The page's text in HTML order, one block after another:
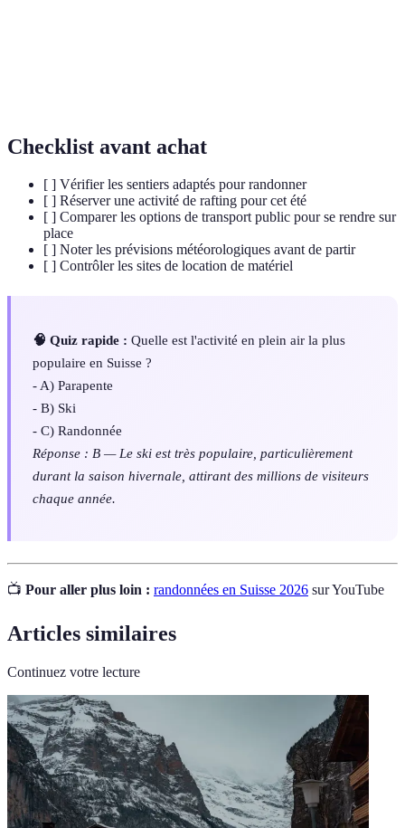
Checklist avant achat
[ ] Vérifier les sentiers adaptés pour randonner
[ ] Réserver une activité de rafting pour cet été
[ ] Comparer les options de transport public pour se rendre sur
place
[ ] Noter les prévisions météorologiques avant de partir
[ ] Contrôler les sites de location de matériel
🧠 Quiz rapide : Quelle est l'activité en plein air la plus
populaire en Suisse ?
- A) Parapente
- B) Ski
- C) Randonnée
Réponse : B — Le ski est très populaire, particulièrement
durant la saison hivernale, attirant des millions de visiteurs
chaque année.
📺 Pour aller plus loin : randonnées en Suisse 2026 sur YouTube
Articles similaires
Continuez votre lecture